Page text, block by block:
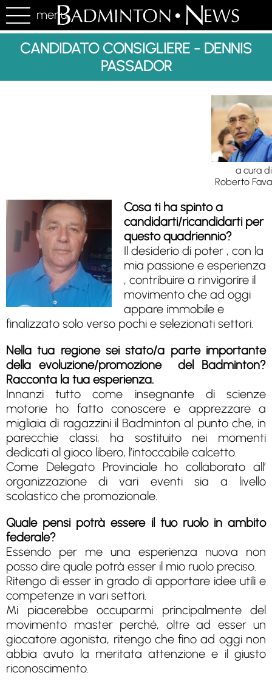
menu
CANDIDATO CONSIGLIERE - DENNIS
PASSADOR
a cura di
Roberto Fava
Cosa ti ha spinto a
candidarti/ricandidarti per
questo quadriennio?
Il desiderio di poter , con la
mia passione e esperienza
, contribuire a rinvigorire il
movimento che ad oggi
appare immobile e
finalizzato solo verso pochi e selezionati settori.
Nella tua regione sei stato/a parte importante
della evoluzione/promozione del Badminton?
Racconta la tua esperienza.
Innanzi tutto come insegnante di scienze
motorie ho fatto conoscere e apprezzare a
migliaia di ragazzini il Badminton al punto che, in
parecchie classi, ha sostituito nei momenti
dedicati al gioco libero, l’intoccabile calcetto.
Come Delegato Provinciale ho collaborato all’
organizzazione di vari eventi sia a livello
scolastico che promozionale.
Quale pensi potrà essere il tuo ruolo in ambito
federale?
Essendo per me una esperienza nuova non
posso dire quale potrà esser il mio ruolo preciso.
Ritengo di esser in grado di apportare idee utili e
competenze in vari settori.
Mi piacerebbe occuparmi principalmente del
movimento master perché, oltre ad esser un
giocatore agonista, ritengo che fino ad oggi non
abbia avuto la meritata attenzione e il giusto
riconoscimento.